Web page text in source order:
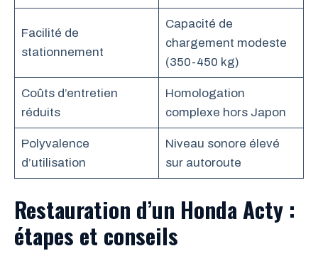
Facilité de
stationnement
Capacité de
chargement modeste
(350-450 kg)
Coûts d’entretien
réduits
Homologation
complexe hors Japon
Polyvalence
d’utilisation
Niveau sonore élevé
sur autoroute
Restauration d’un Honda Acty :
étapes et conseils